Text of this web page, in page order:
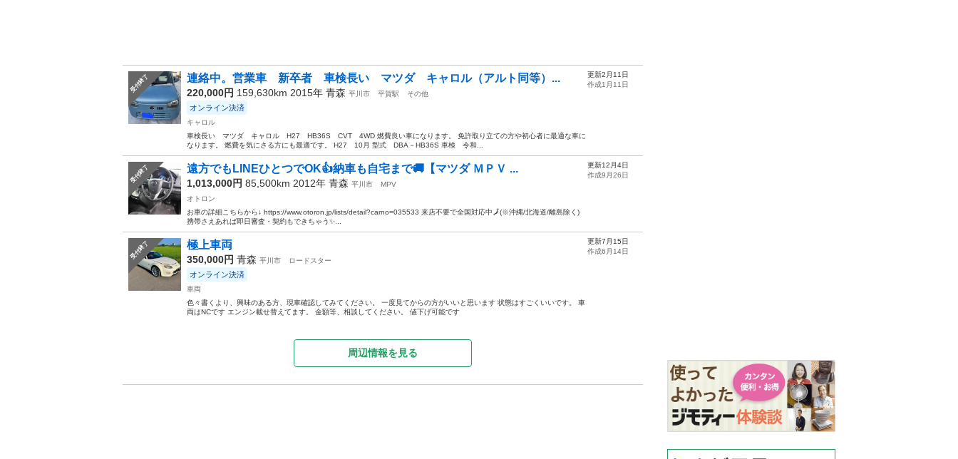
受付終了 連絡中。営業車 新卒者 車検長い マツダ キャロル（アルト同等）...
220,000円 159,630km 2015年 青森 平川市 平賀駅 その他
オンライン決済
キャロル
車検長い マツダ キャロル H27 HB36S CVT 4WD 燃費良い車になります。 免許取り立ての方や初心者に最適な車に
なります。 燃費を気にさる方にも最適です。 H27 10月 型式 DBA－HB36S 車検 令和...
更新2月11日
作成1月11日
受付終了 遠方でもLINEひとつでOK👍納車も自宅まで🚚【マツダ ＭＰＶ ...
1,013,000円 85,500km 2012年 青森 平川市
MPV
オトロン
お車の詳細こちらから↓ https://www.otoron.jp/lists/detail?carno=035533 来店不要で全国対応中🗾(※沖縄/北海道/離島除く)
携帯さえあれば即日審査・契約もできちゃう✨...
更新12月4日
作成9月26日
受付終了 極上車両
350,000円 青森 平川市 ロードスター
オンライン決済
車両
色々書くより、興味のある方、現車確認してみてください。 一度見てからの方がいいと思います 状態はすごくいいです。 車
両はNCです エンジン載せ替えてます。 金額等、相談してください。 値下げ可能です
更新7月15日
作成6月14日
周辺情報を見る